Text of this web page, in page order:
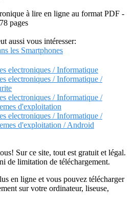
à lire en ligne au format PDF -
pages
aussi vous intéresser:
les Smartphones
electroniques / Informatique
electroniques / Informatique /
electroniques / Informatique /
d'exploitation
electroniques / Informatique /
d'exploitation / Android
Sur ce site, tout est gratuit et légal.
de limitation de téléchargement.
en ligne et vous pouvez télécharger
sur votre ordinateur, liseuse,